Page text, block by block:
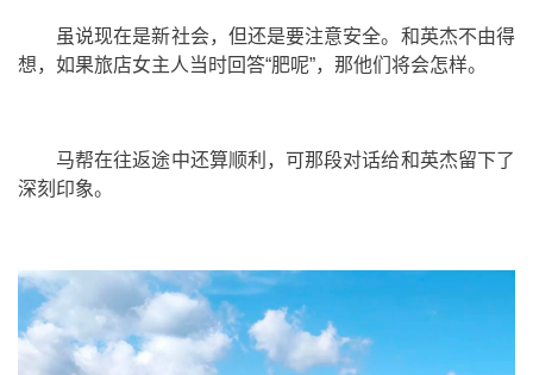
虽说现在是新社会，但还是要注意安全。和英杰不由得
想，如果旅店女主人当时回答“肥呢”，那他们将会怎样。
马帮在往返途中还算顺利，可那段对话给和英杰留下了
深刻印象。